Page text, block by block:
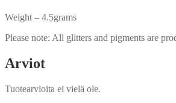
Weight – 4.5grams
Please note: All glitters and pigments are
Arviot
Tuotearvioita ei vielä ole.